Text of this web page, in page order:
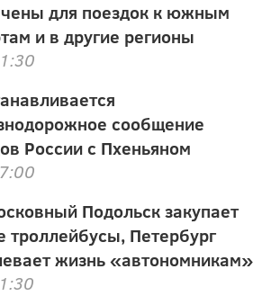
для поездок к южным
и в другие регионы
сообщение
России с Пхеньяном
Подольск закупает
троллейбусы, Петербург
жизнь «автономникам»